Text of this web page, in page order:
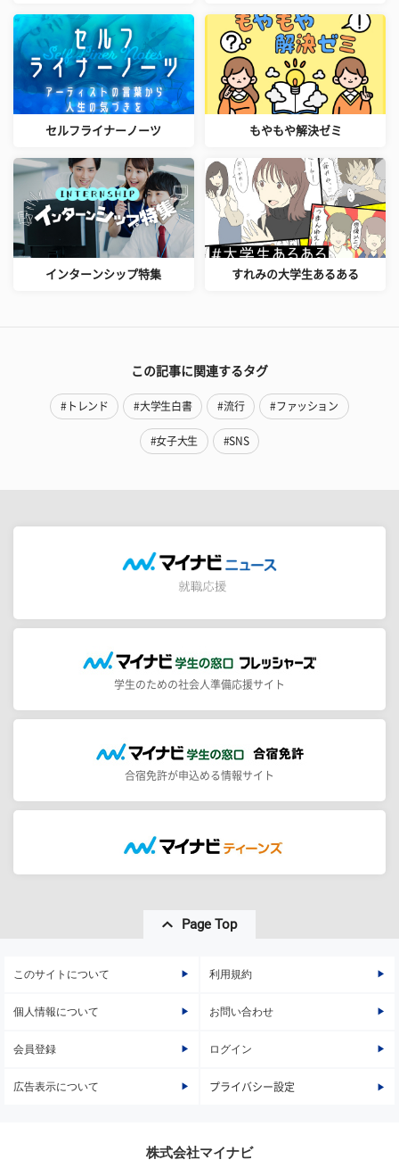
セルフライナーノーツ もやもや解決ゼミ
インターンシップ特集 すれみの大学生あるある
この記事に関連するタグ
#トレンド #大学生白書 #流行 #ファッション
#女子大生 #SNS
学生のための社会人準備応援サイト
合宿免許が申込める情報サイト
Page Top
このサイトについて 利用規約
個人情報について お問い合わせ
会員登録 ログイン
広告表示について プライバシー設定
株式会社マイナビ